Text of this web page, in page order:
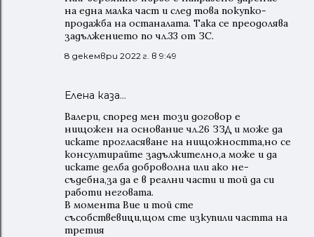
на една малка част и след това покупко-
продажба на останалата. Така се преодолява
задължението по чл.33 от ЗС.
8 декември 2022 г. в 9:49
Елена каза…
Валери, според мен този договор е
нищожен на основание чл.26 ЗЗД и може да
искате прогласяване на нищожността,но се
консултирайте задължително,а може и да
искате делба доброволна или ако не-
съдебна,за да е в реални части и той да си
работи неговата.
В момента Вие и той сте
съсобствевици,щом сте изкупили частта на
третия